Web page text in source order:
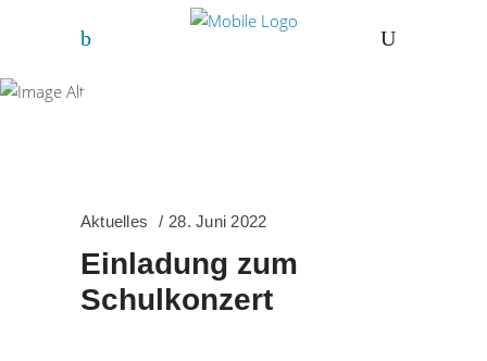
Juni 2022
Aktuelles 28. Juni 2022
Einladung zum
Schulkonzert